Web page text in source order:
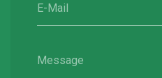
E-Mail
Message